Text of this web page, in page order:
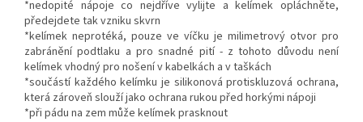
*nedopité nápoje co nejdříve vylijte a kelímek opláchněte,
předejdete tak vzniku skvrn
*kelímek neprotéká, pouze ve víčku je milimetrový otvor pro
zabránění podtlaku a pro snadné pití - z tohoto důvodu není
kelímek vhodný pro nošení v kabelkách a v taškách
*součástí každého kelímku je silikonová protiskluzová ochrana,
která zároveň slouží jako ochrana rukou před horkými nápoji
*při pádu na zem může kelímek prasknout